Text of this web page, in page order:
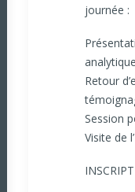
journée :
Retour
Session
Visite de